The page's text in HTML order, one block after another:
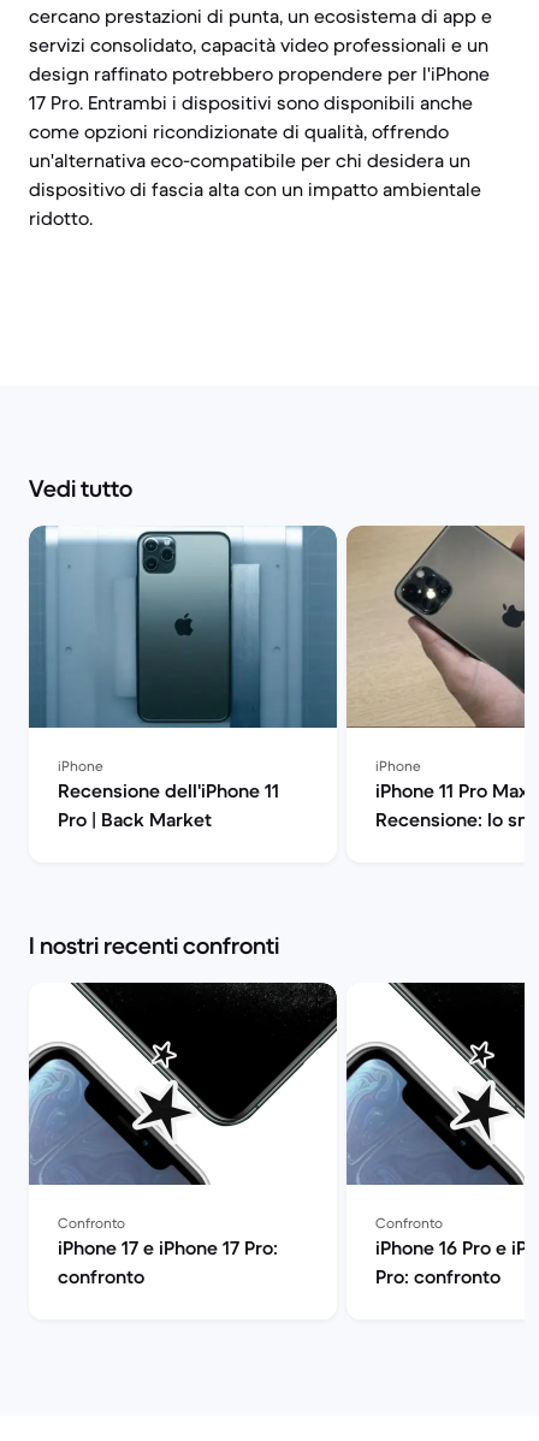
cercano prestazioni di punta, un ecosistema di app e
servizi consolidato, capacità video professionali e un
design raffinato potrebbero propendere per l'iPhone
17 Pro. Entrambi i dispositivi sono disponibili anche
come opzioni ricondizionate di qualità, offrendo
un'alternativa eco-compatibile per chi desidera un
dispositivo di fascia alta con un impatto ambientale
ridotto.
Vedi tutto
iPhone
Recensione dell'iPhone 11
Pro | Back Market
iPhone
iPhone 11 Pro Max
Recensione: lo
I nostri recenti confronti
Confronto
iPhone 17 e iPhone 17 Pro:
confronto
Confronto
iPhone 16 Pro e
Pro: confronto